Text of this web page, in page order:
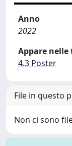
Anno
2022
Appare nelle
4.3 Poster
File in questo
Non ci sono